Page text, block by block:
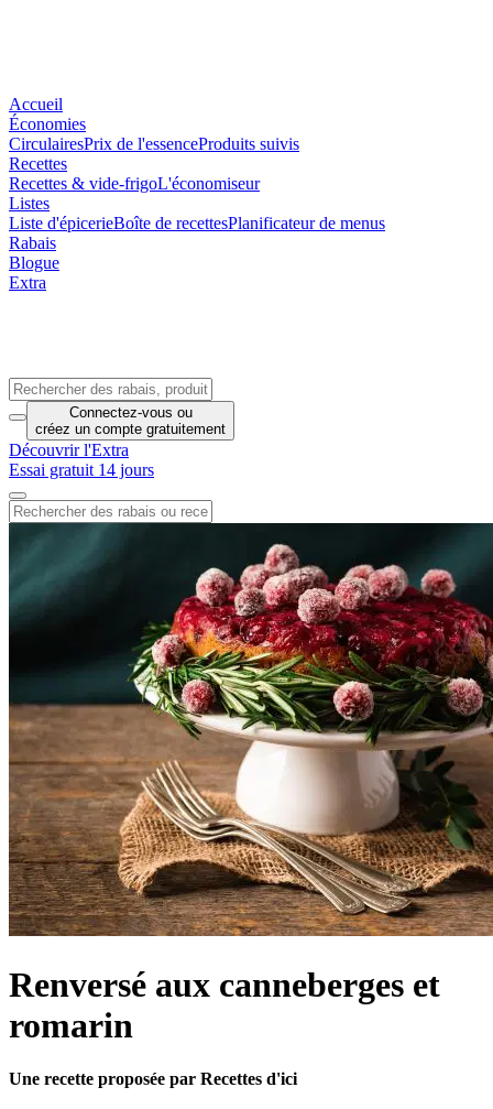
Accueil
Économies
CirculairesPrix de l'essenceProduits suivis
Recettes
Recettes & vide-frigoL'économiseur
Listes
Liste d'épicerieBoîte de recettesPlanificateur de menus
Rabais
Blogue
Extra
Connectez-vous ou
créez un compte gratuitement
Découvrir l'Extra
Essai gratuit 14 jours
Renversé aux canneberges et
romarin
Une recette proposée par Recettes d'ici